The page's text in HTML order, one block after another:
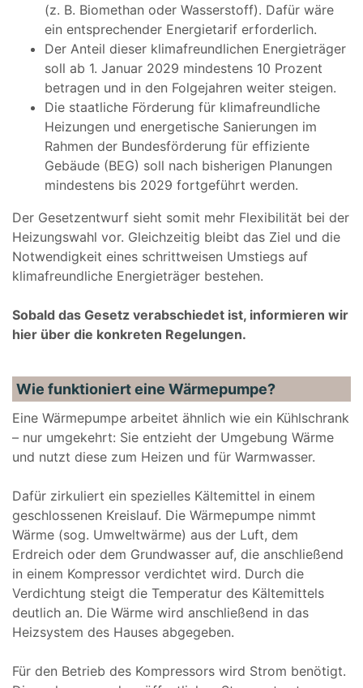
(z. B. Biomethan oder Wasserstoff). Dafür wäre
ein entsprechender Energietarif erforderlich.
Der Anteil dieser klimafreundlichen Energieträger
soll ab 1. Januar 2029 mindestens 10 Prozent
betragen und in den Folgejahren weiter steigen.
Die staatliche Förderung für klimafreundliche
Heizungen und energetische Sanierungen im
Rahmen der Bundesförderung für effiziente
Gebäude (BEG) soll nach bisherigen Planungen
mindestens bis 2029 fortgeführt werden.
Der Gesetzentwurf sieht somit mehr Flexibilität bei der
Heizungswahl vor. Gleichzeitig bleibt das Ziel und die
Notwendigkeit eines schrittweisen Umstiegs auf
klimafreundliche Energieträger bestehen.
Sobald das Gesetz verabschiedet ist, informieren wir
hier über die konkreten Regelungen.
Wie funktioniert eine Wärmepumpe?
Eine Wärmepumpe arbeitet ähnlich wie ein Kühlschrank
– nur umgekehrt: Sie entzieht der Umgebung Wärme
und nutzt diese zum Heizen und für Warmwasser.
Dafür zirkuliert ein spezielles Kältemittel in einem
geschlossenen Kreislauf. Die Wärmepumpe nimmt
Wärme (sog. Umweltwärme) aus der Luft, dem
Erdreich oder dem Grundwasser auf, die anschließend
in einem Kompressor verdichtet wird. Durch die
Verdichtung steigt die Temperatur des Kältemittels
deutlich an. Die Wärme wird anschließend in das
Heizsystem des Hauses abgegeben.
Für den Betrieb des Kompressors wird Strom benötigt.